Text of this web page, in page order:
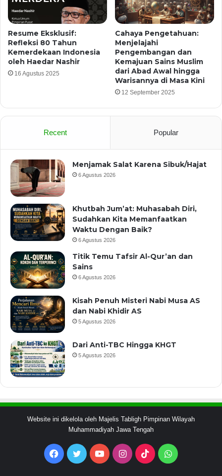
Resume Eksklusif:
Refleksi 80 Tahun
Kemerdekaan Indonesia
oleh Haedar Nashir
16 Agustus 2025
Cahaya Pengetahuan:
Menjelajahi
Pengembangan dan
Kemajuan Sains Muslim
dari Abad Awal hingga
Warisannya di Masa Kini
12 September 2025
Recent Popular
Menjamak Salat Karena Sibuk/Hajat
6 Agustus 2026
Khutbah Jum’at: Muhasabah Diri,
Sudahkan Kita Memanfaatkan
Waktu Dengan Baik?
6 Agustus 2026
Titik Temu Tafsir Al-Qur’an dan
Sains
6 Agustus 2026
Kisah Penuh Misteri Nabi Musa AS
dan Nabi Khidir AS
5 Agustus 2026
Dari Anti-TBC Hingga KHGT
5 Agustus 2026
Website ini dikelola oleh Majelis Tabligh Pimpinan Wilayah
Muhammadiyah Jawa Tengah
Facebook
Twitter YouTubeInstagram
TikTokWhatsApp